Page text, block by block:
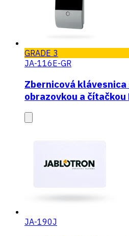
GRADE 3
JA-116E-GR
Zbernicová klávesnica
obrazovkou a čítačkou
JA-190J